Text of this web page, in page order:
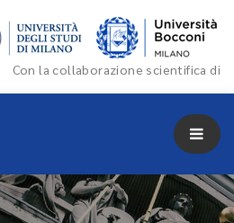
Con la collaborazione scientifica di